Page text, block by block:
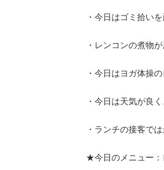
・今日はゴミ拾い
・レンコンの煮物
・今日はヨガ体操
・今日は天気が良
・ランチの接客で
★今日のメニュー：